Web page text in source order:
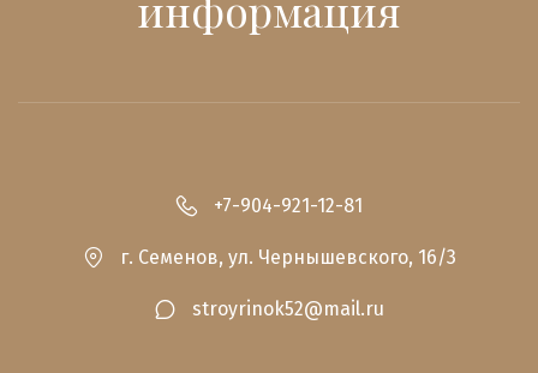
г. Семенов, ул. Чернышевского, 16/3
+7-904-921-12-81
stroyrinok52@mail.ru